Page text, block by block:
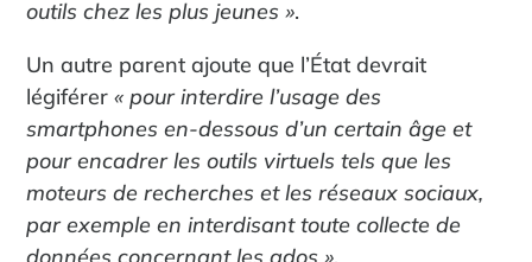
outils chez les plus jeunes ».
Un autre parent ajoute que l’État devrait
légiférer« pour interdire l’usage des
smartphones en-dessous d’un certain âge et
pour encadrer les outils virtuels tels que les
moteurs de recherches et les réseaux sociaux,
par exemple en interdisant toute collecte de